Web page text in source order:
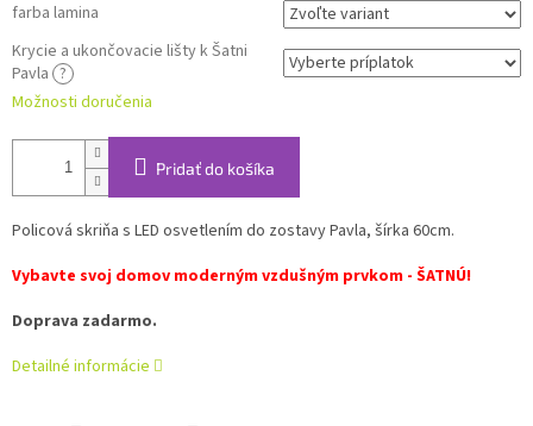
farba lamina
Krycie a ukončovacie lišty k Šatni
Pavla ?
Možnosti doručenia
Pridať do košíka
Policová skriňa s LED osvetlením do zostavy Pavla, šírka 60cm.
Vybavte svoj domov moderným vzdušným prvkom - ŠATNÚ!
Doprava zadarmo.
Detailné informácie